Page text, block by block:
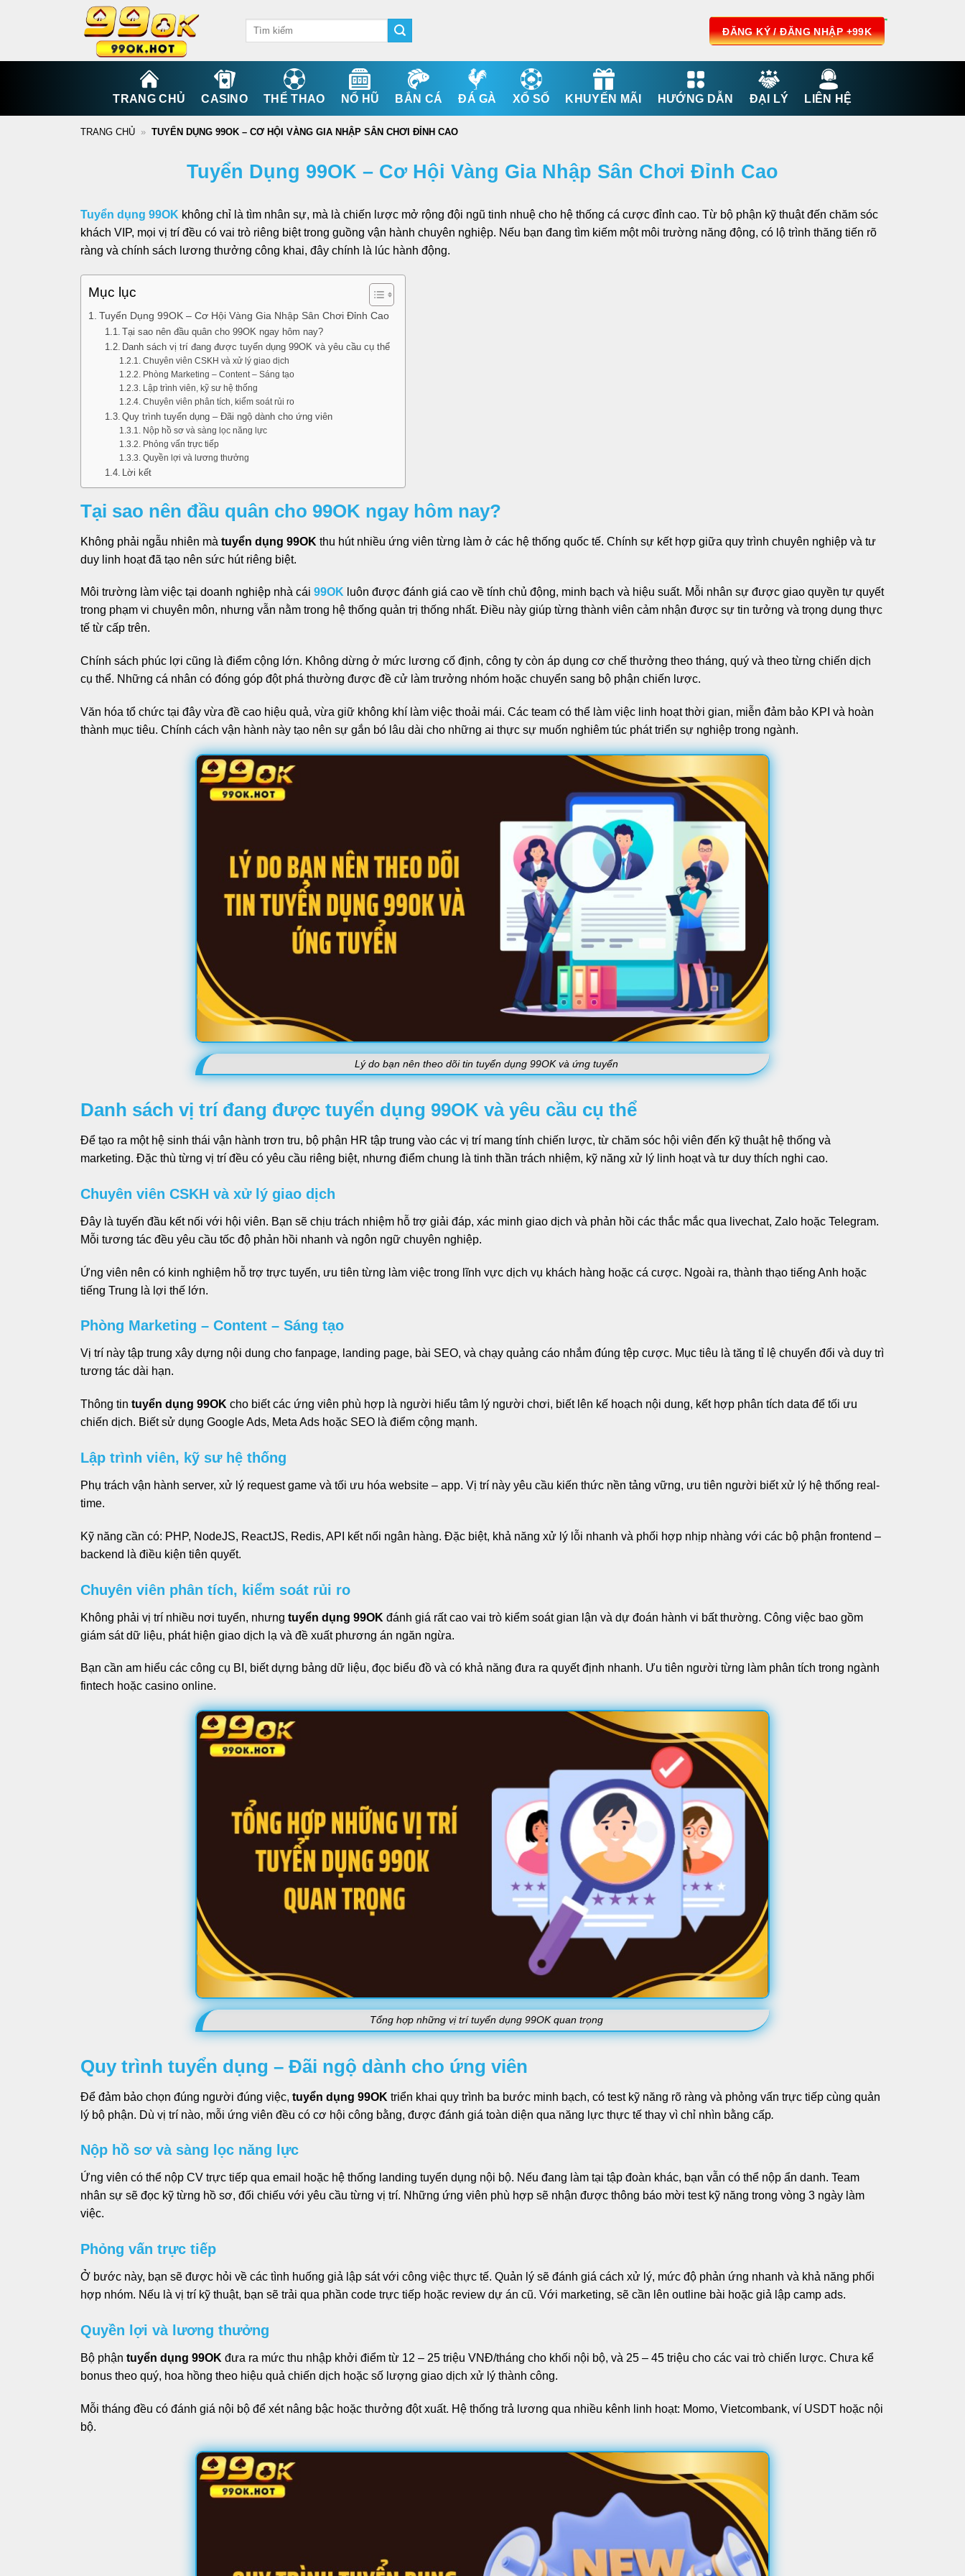
dung
ĐĂNG KÝ / ĐĂNG NHẬP +99K
TRANG CHỦ CASINO THỂ THAO NỔ HŨ BẮN CÁ ĐÁ GÀ XỔ SỐ KHUYẾN MÃI HƯỚNG DẪN ĐẠI LÝ LIÊN HỆ
TRANG CHỦ » TUYỂN DỤNG 99OK – CƠ HỘI VÀNG GIA NHẬP SÂN CHƠI ĐỈNH CAO
Tuyển Dụng 99OK – Cơ Hội Vàng Gia Nhập Sân Chơi Đỉnh Cao
Tuyển dụng 99OK không chỉ là tìm nhân sự, mà là chiến lược mở rộng đội ngũ tinh nhuệ cho hệ thống cá cược đỉnh cao. Từ bộ phận kỹ thuật đến chăm sóc
khách VIP, mọi vị trí đều có vai trò riêng biệt trong guồng vận hành chuyên nghiệp. Nếu bạn đang tìm kiếm một môi trường năng động, có lộ trình thăng tiến rõ
ràng và chính sách lương thưởng công khai, đây chính là lúc hành động.
Mục lục
Tuyển Dụng 99OK – Cơ Hội Vàng Gia Nhập Sân Chơi Đỉnh Cao
Tại sao nên đầu quân cho 99OK ngay hôm nay?
Danh sách vị trí đang được tuyển dụng 99OK và yêu cầu cụ thể
Chuyên viên CSKH và xử lý giao dịch
Phòng Marketing – Content – Sáng tạo
Lập trình viên, kỹ sư hệ thống
Chuyên viên phân tích, kiểm soát rủi ro
Quy trình tuyển dụng – Đãi ngộ dành cho ứng viên
Nộp hồ sơ và sàng lọc năng lực
Phỏng vấn trực tiếp
Quyền lợi và lương thưởng
Lời kết
Tại sao nên đầu quân cho 99OK ngay hôm nay?
Không phải ngẫu nhiên mà tuyển dụng 99OK thu hút nhiều ứng viên từng làm ở các hệ thống quốc tế. Chính sự kết hợp giữa quy trình chuyên nghiệp và tư
duy linh hoạt đã tạo nên sức hút riêng biệt.
Môi trường làm việc tại doanh nghiệp nhà cái 99OK luôn được đánh giá cao về tính chủ động, minh bạch và hiệu suất. Mỗi nhân sự được giao quyền tự quyết
trong phạm vi chuyên môn, nhưng vẫn nằm trong hệ thống quản trị thống nhất. Điều này giúp từng thành viên cảm nhận được sự tin tưởng và trọng dụng thực
tế từ cấp trên.
Chính sách phúc lợi cũng là điểm cộng lớn. Không dừng ở mức lương cố định, công ty còn áp dụng cơ chế thưởng theo tháng, quý và theo từng chiến dịch
cụ thể. Những cá nhân có đóng góp đột phá thường được đề cử làm trưởng nhóm hoặc chuyển sang bộ phận chiến lược.
Văn hóa tổ chức tại đây vừa đề cao hiệu quả, vừa giữ không khí làm việc thoải mái. Các team có thể làm việc linh hoạt thời gian, miễn đảm bảo KPI và hoàn
thành mục tiêu. Chính cách vận hành này tạo nên sự gắn bó lâu dài cho những ai thực sự muốn nghiêm túc phát triển sự nghiệp trong ngành.
Lý do bạn nên theo dõi tin tuyển dụng 99OK và ứng tuyển
Danh sách vị trí đang được tuyển dụng 99OK và yêu cầu cụ thể
Để tạo ra một hệ sinh thái vận hành trơn tru, bộ phận HR tập trung vào các vị trí mang tính chiến lược, từ chăm sóc hội viên đến kỹ thuật hệ thống và
marketing. Đặc thù từng vị trí đều có yêu cầu riêng biệt, nhưng điểm chung là tinh thần trách nhiệm, kỹ năng xử lý linh hoạt và tư duy thích nghi cao.
Chuyên viên CSKH và xử lý giao dịch
Đây là tuyến đầu kết nối với hội viên. Bạn sẽ chịu trách nhiệm hỗ trợ giải đáp, xác minh giao dịch và phản hồi các thắc mắc qua livechat, Zalo hoặc Telegram.
Mỗi tương tác đều yêu cầu tốc độ phản hồi nhanh và ngôn ngữ chuyên nghiệp.
Ứng viên nên có kinh nghiệm hỗ trợ trực tuyến, ưu tiên từng làm việc trong lĩnh vực dịch vụ khách hàng hoặc cá cược. Ngoài ra, thành thạo tiếng Anh hoặc
tiếng Trung là lợi thế lớn.
Phòng Marketing – Content – Sáng tạo
Vị trí này tập trung xây dựng nội dung cho fanpage, landing page, bài SEO, và chạy quảng cáo nhắm đúng tệp cược. Mục tiêu là tăng tỉ lệ chuyển đổi và duy trì
tương tác dài hạn.
Thông tin tuyển dụng 99OK cho biết các ứng viên phù hợp là người hiểu tâm lý người chơi, biết lên kế hoạch nội dung, kết hợp phân tích data để tối ưu
chiến dịch. Biết sử dụng Google Ads, Meta Ads hoặc SEO là điểm cộng mạnh.
Lập trình viên, kỹ sư hệ thống
Phụ trách vận hành server, xử lý request game và tối ưu hóa website – app. Vị trí này yêu cầu kiến thức nền tảng vững, ưu tiên người biết xử lý hệ thống real-
time.
Kỹ năng cần có: PHP, NodeJS, ReactJS, Redis, API kết nối ngân hàng. Đặc biệt, khả năng xử lý lỗi nhanh và phối hợp nhịp nhàng với các bộ phận frontend –
backend là điều kiện tiên quyết.
Chuyên viên phân tích, kiểm soát rủi ro
Không phải vị trí nhiều nơi tuyển, nhưng tuyển dụng 99OK đánh giá rất cao vai trò kiểm soát gian lận và dự đoán hành vi bất thường. Công việc bao gồm
giám sát dữ liệu, phát hiện giao dịch lạ và đề xuất phương án ngăn ngừa.
Bạn cần am hiểu các công cụ BI, biết dựng bảng dữ liệu, đọc biểu đồ và có khả năng đưa ra quyết định nhanh. Ưu tiên người từng làm phân tích trong ngành
fintech hoặc casino online.
Tổng hợp những vị trí tuyển dụng 99OK quan trọng
Quy trình tuyển dụng – Đãi ngộ dành cho ứng viên
Để đảm bảo chọn đúng người đúng việc, tuyển dụng 99OK triển khai quy trình ba bước minh bạch, có test kỹ năng rõ ràng và phỏng vấn trực tiếp cùng quản
lý bộ phận. Dù vị trí nào, mỗi ứng viên đều có cơ hội công bằng, được đánh giá toàn diện qua năng lực thực tế thay vì chỉ nhìn bằng cấp.
Nộp hồ sơ và sàng lọc năng lực
Ứng viên có thể nộp CV trực tiếp qua email hoặc hệ thống landing tuyển dụng nội bộ. Nếu đang làm tại tập đoàn khác, bạn vẫn có thể nộp ẩn danh. Team
nhân sự sẽ đọc kỹ từng hồ sơ, đối chiếu với yêu cầu từng vị trí. Những ứng viên phù hợp sẽ nhận được thông báo mời test kỹ năng trong vòng 3 ngày làm
việc.
Phỏng vấn trực tiếp
Ở bước này, bạn sẽ được hỏi về các tình huống giả lập sát với công việc thực tế. Quản lý sẽ đánh giá cách xử lý, mức độ phản ứng nhanh và khả năng phối
hợp nhóm. Nếu là vị trí kỹ thuật, bạn sẽ trải qua phần code trực tiếp hoặc review dự án cũ. Với marketing, sẽ cần lên outline bài hoặc giả lập camp ads.
Quyền lợi và lương thưởng
Bộ phận tuyển dụng 99OK đưa ra mức thu nhập khởi điểm từ 12 – 25 triệu VNĐ/tháng cho khối nội bộ, và 25 – 45 triệu cho các vai trò chiến lược. Chưa kể
bonus theo quý, hoa hồng theo hiệu quả chiến dịch hoặc số lượng giao dịch xử lý thành công.
Mỗi tháng đều có đánh giá nội bộ để xét nâng bậc hoặc thưởng đột xuất. Hệ thống trả lương qua nhiều kênh linh hoạt: Momo, Vietcombank, ví USDT hoặc nội
bộ.